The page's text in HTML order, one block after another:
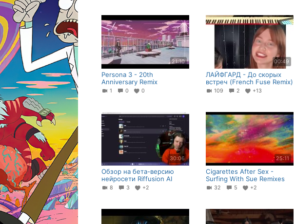
21:10
Persona 3 - 20th
Anniversary Remix
1 0 0
00:49
ЛАЙФГАРД - До скорых
встреч (French Fuse Remix)
109 2 +13
30:06
Обзор на бета-версию
нейросети Riffusion AI
8 3 +2
25:11
Cigarettes After Sex -
Surfing With Sue Remixes
32 5 +2